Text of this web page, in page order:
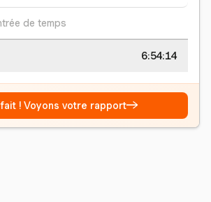
de temps
6:54:15
! Voyons votre rapport→